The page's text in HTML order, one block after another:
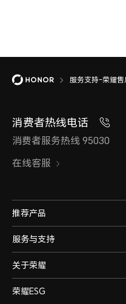
服务支持-荣耀
消费者热线电话
消费者服务热线 95030
在线客服
推荐产品
服务与支持
关于荣耀
荣耀ESG